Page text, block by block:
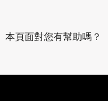
本頁面對您有幫助嗎？